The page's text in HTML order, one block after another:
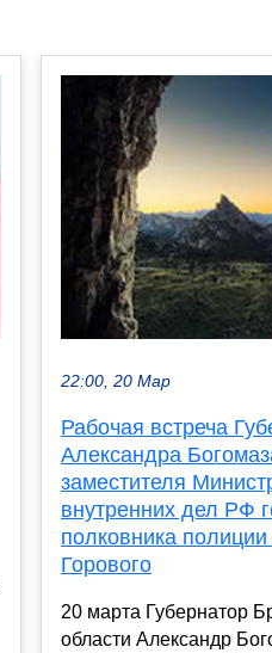
22:00, 20 Мар
Рабочая встреча
Александра
заместителя
внутренних дел РФ
полковника
Горового
20 марта Губернатор
области Александр